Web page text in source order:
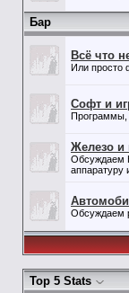
Бар
Всё что
Или просто
Софт и
Программы,
Железо и
Обсуждаем
аппаратуру
Обсуждаем
Top 5 Stats